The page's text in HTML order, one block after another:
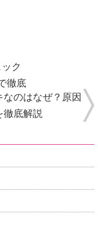
薦状
て